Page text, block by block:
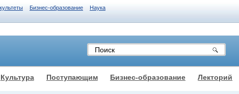
Бизнес-образование Наука
Культура Поступающим Бизнес-образование Лекторий